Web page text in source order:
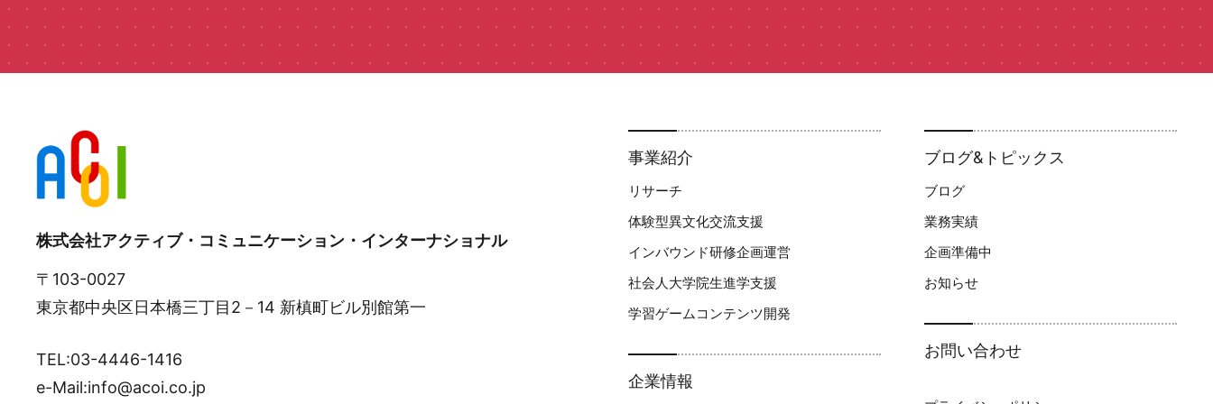
株式会社アクティブ・コミュニケーション・インターナショナル
〒103-0027
東京都中央区日本橋三丁目2－14 新槙町ビル別館第一
TEL:03-4446-1416
e-Mail:info@acoi.co.jp
事業紹介
リサーチ
体験型異文化交流支援​
インバウンド研修企画運営
社会人大学院生進学支援
学習ゲームコンテンツ開発
企業情報
ブログ&トピックス
ブログ
業務実績
企画準備中
お知らせ
お問い合わせ